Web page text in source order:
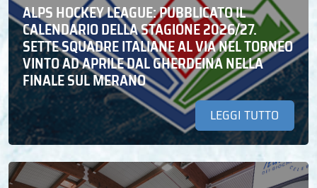
ALPS HOCKEY LEAGUE: PUBBLICATO IL
CALENDARIO DELLA STAGIONE 2026/27.
SETTE SQUADRE ITALIANE AL VIA NEL TORNEO
VINTO AD APRILE DAL GHERDEINA NELLA
FINALE SUL MERANO
LEGGI TUTTO